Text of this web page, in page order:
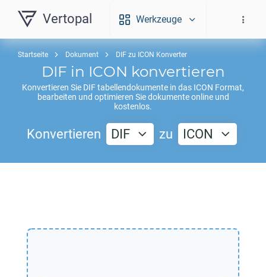
Vertopal Werkzeuge
Startseite Dokument DIF zu ICON Konverter
DIF in ICON konvertieren
Konvertieren Sie DIFtabellendokumente in das ICON Format,
bearbeiten und optimieren Sie dokumente online und
kostenlos.
Konvertieren DIF zu ICON